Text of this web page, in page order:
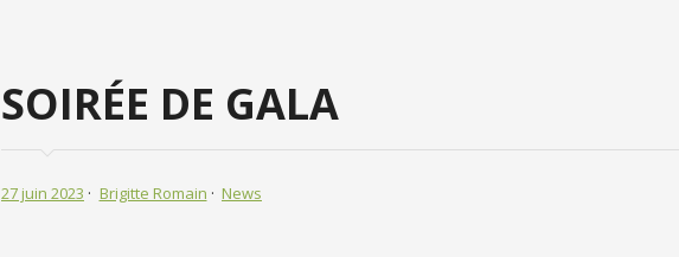
SOIRÉE DE GALA
27 juin 2023 Brigitte Romain News